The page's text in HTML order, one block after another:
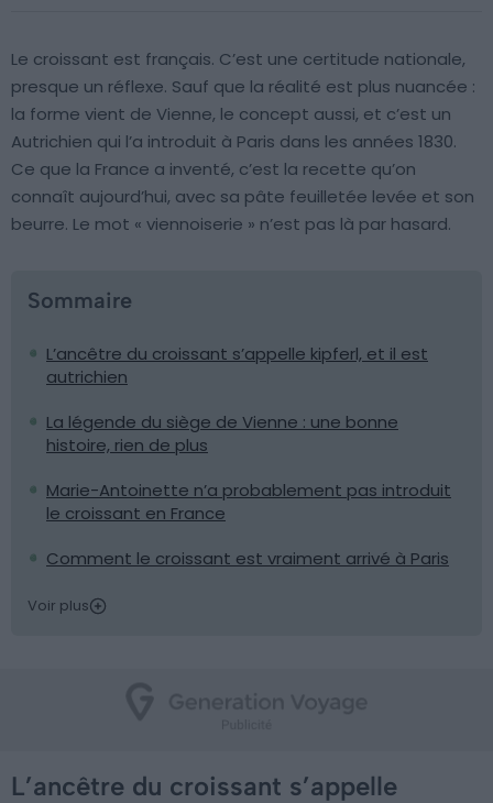
Le croissant est français. C’est une certitude nationale,
presque un réflexe. Sauf que la réalité est plus nuancée :
la forme vient de Vienne, le concept aussi, et c’est un
Autrichien qui l’a introduit à Paris dans les années 1830.
Ce que la France a inventé, c’est la recette qu’on
connaît aujourd’hui, avec sa pâte feuilletée levée et son
beurre. Le mot « viennoiserie » n’est pas là par hasard.
Sommaire
L’ancêtre du croissant s’appelle kipferl, et il est
autrichien
La légende du siège de Vienne : une bonne
histoire, rien de plus
Marie-Antoinette n’a probablement pas introduit
le croissant en France
Comment le croissant est vraiment arrivé à Paris
Voir plus
L’ancêtre du croissant s’appelle